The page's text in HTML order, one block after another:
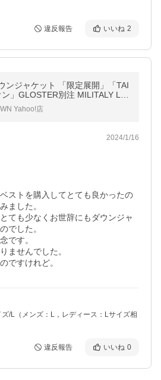
違反報告 いいね 2
ンジャケット 「限定展開」「TAI
」GLOSTER別注 MILITALY LE
ダウン メンズ レディ
Yahoo!店
2024/1/16
ストを購入してとても良かったの
ました。
ても少なくお世辞にもダウンジャ
でした。
です。
ませんでした。
ですけれど。
/L（メンズ：L，レディース：Lサイズ相
違反報告 いいね 0